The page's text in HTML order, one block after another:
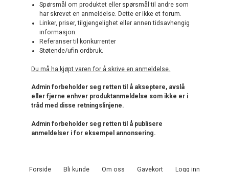
Spørsmål om produktet eller spørsmål til andre som
har skrevet en anmeldelse. Dette er ikke et forum.
Linker, priser, tilgjengelighet eller annen tidsavhengig
informasjon.
Referanser til konkurrenter
Støtende/ufin ordbruk.
Du må ha kjøpt varen for å skrive en anmeldelse.
Admin forbeholder seg retten til å akseptere, avslå
eller fjerne enhver produktanmeldelse som ikke er i
tråd med disse retningslinjene.
Admin forbeholder seg retten til å publisere
anmeldelser i for eksempel annonsering.
Forside Bli kunde Om oss Gavekort Logg inn